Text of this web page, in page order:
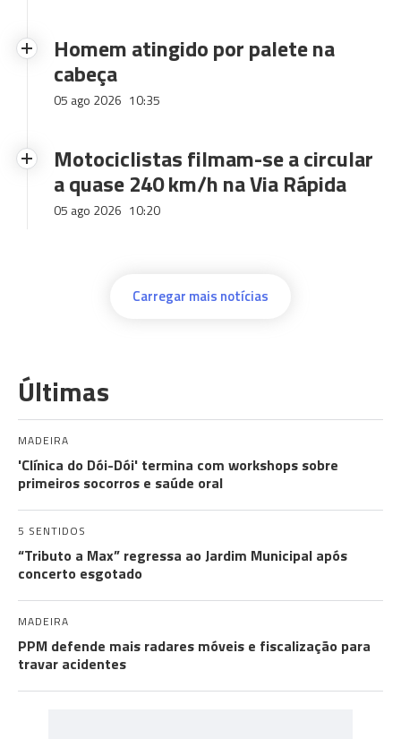
Homem atingido por palete na
cabeça
05 ago 2026 10:35
Motociclistas filmam-se a circular
a quase 240 km/h na Via Rápida
05 ago 2026 10:20
Carregar mais notícias
Últimas
MADEIRA
'Clínica do Dói-Dói' termina com workshops sobre
primeiros socorros e saúde oral
5 SENTIDOS
“Tributo a Max” regressa ao Jardim Municipal após
concerto esgotado
MADEIRA
PPM defende mais radares móveis e fiscalização para
travar acidentes